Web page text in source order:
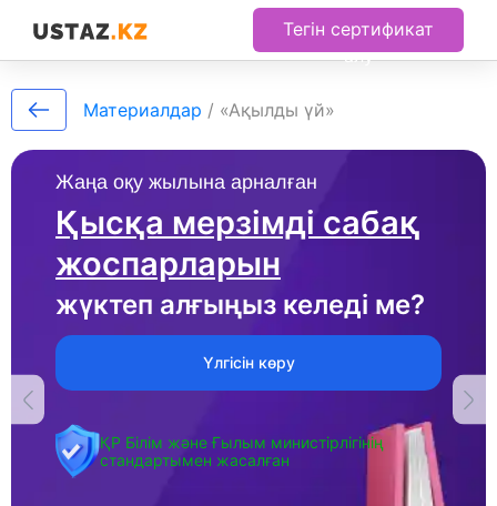
Тегін сертификат
алу
Жаңа оқу жылына арналған
Қысқа мерзімді сабақ
жоспарларын
жүктеп алғыңыз келеді ме?
Үлгісін көру
ҚР Білім және Ғылым министірлігінің
стандартымен жасалған
Материалдар / «Ақылды үй»